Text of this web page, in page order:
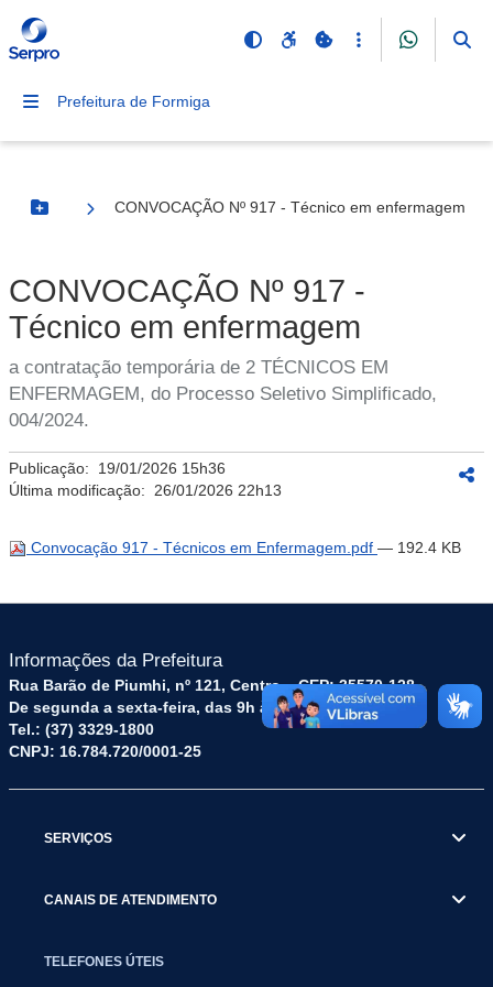
Prefeitura de Formiga
Botão Menu
CONVOCAÇÃO Nº 917 - Técnico em enfermagem
CONVOCAÇÃO Nº 917 -
Técnico em enfermagem
a contratação temporária de 2 TÉCNICOS EM
ENFERMAGEM, do Processo Seletivo Simplificado,
004/2024.
Publicação: 19/01/2026 15h36
Última modificação: 26/01/2026 22h13
Convocação 917 - Técnicos em Enfermagem.pdf — 192.4 KB
Informações da Prefeitura
Rua Barão de Piumhi, nº 121, Centro – CEP: 35570-128
De segunda a sexta-feira, das 9h às 16h
Tel.: (37) 3329-1800
CNPJ: 16.784.720/0001-25
SERVIÇOS
CANAIS DE ATENDIMENTO
TELEFONES ÚTEIS